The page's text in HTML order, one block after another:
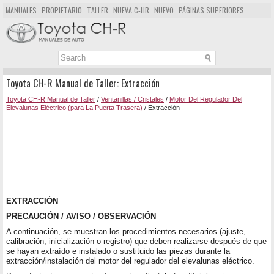
MANUALES PROPIETARIO TALLER NUEVA C-HR NUEVO PÁGINAS SUPERIORES
MAPA DEL SITIO
BUSCAR
Toyota CH-R Manual de Taller: Extracción
Toyota CH-R Manual de Taller / Ventanillas / Cristales / Motor Del Regulador Del
Elevalunas Eléctrico (para La Puerta Trasera) / Extracción
EXTRACCIÓN
PRECAUCIÓN / AVISO / OBSERVACIÓN
A continuación, se muestran los procedimientos necesarios (ajuste,
calibración, inicialización o registro) que deben realizarse después de que
se hayan extraído e instalado o sustituido las piezas durante la
extracción/instalación del motor del regulador del elevalunas eléctrico.